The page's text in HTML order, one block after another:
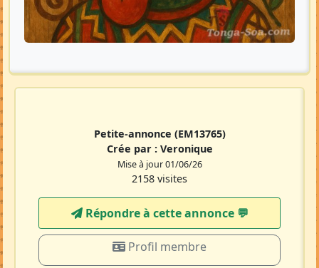
Petite-annonce (EM13765)
Crée par : Veronique
Mise à jour 01/06/26
2158 visites
Répondre à cette annonce 💬​
Profil membre